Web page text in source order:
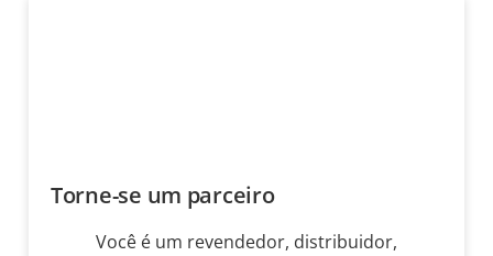
Torne-se um parceiro
Você é um revendedor, distribuidor,